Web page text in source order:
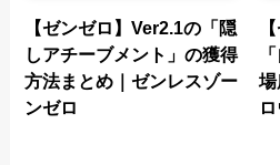
【ゼンゼロ】Ver2.1の「隠
しアチーブメント」の獲得
方法まとめ｜ゼンレスゾー
ンゼロ
場